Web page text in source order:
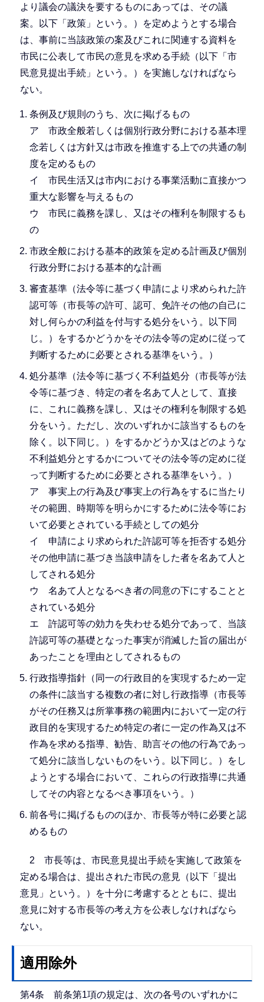
より議会の議決を要するものにあっては、その議
案。以下「政策」という。）を定めようとする場合
は、事前に当該政策の案及びこれに関連する資料を
市民に公表して市民の意見を求める手続（以下「市
民意見提出手続」という。）を実施しなければなら
ない。
条例及び規則のうち、次に掲げるもの
ア 市政全般若しくは個別行政分野における基本理
念若しくは方針又は市政を推進する上での共通の制
度を定めるもの
イ 市民生活又は市内における事業活動に直接かつ
重大な影響を与えるもの
ウ 市民に義務を課し、又はその権利を制限するも
の
市政全般における基本的政策を定める計画及び個別
行政分野における基本的な計画
審査基準（法令等に基づく申請により求められた許
認可等（市長等の許可、認可、免許その他の自己に
対し何らかの利益を付与する処分をいう。以下同
じ。）をするかどうかをその法令等の定めに従って
判断するために必要とされる基準をいう。）
処分基準（法令等に基づく不利益処分（市長等が法
令等に基づき、特定の者を名あて人として、直接
に、これに義務を課し、又はその権利を制限する処
分をいう。ただし、次のいずれかに該当するものを
除く。以下同じ。）をするかどうか又はどのような
不利益処分とするかについてその法令等の定めに従
って判断するために必要とされる基準をいう。）
ア 事実上の行為及び事実上の行為をするに当たり
その範囲、時期等を明らかにするために法令等にお
いて必要とされている手続としての処分
イ 申請により求められた許認可等を拒否する処分
その他申請に基づき当該申請をした者を名あて人と
してされる処分
ウ 名あて人となるべき者の同意の下にすることと
されている処分
エ 許認可等の効力を失わせる処分であって、当該
許認可等の基礎となった事実が消滅した旨の届出が
あったことを理由としてされるもの
行政指導指針（同一の行政目的を実現するため一定
の条件に該当する複数の者に対し行政指導（市長等
がその任務又は所掌事務の範囲内において一定の行
政目的を実現するため特定の者に一定の作為又は不
作為を求める指導、勧告、助言その他の行為であっ
て処分に該当しないものをいう。以下同じ。）をし
ようとする場合において、これらの行政指導に共通
してその内容となるべき事項をいう。）
前各号に掲げるもののほか、市長等が特に必要と認
めるもの
2 市長等は、市民意見提出手続を実施して政策を
定める場合は、提出された市民の意見（以下「提出
意見」という。）を十分に考慮するとともに、提出
意見に対する市長等の考え方を公表しなければなら
ない。
適用除外
第4条 前条第1項の規定は、次の各号のいずれかに